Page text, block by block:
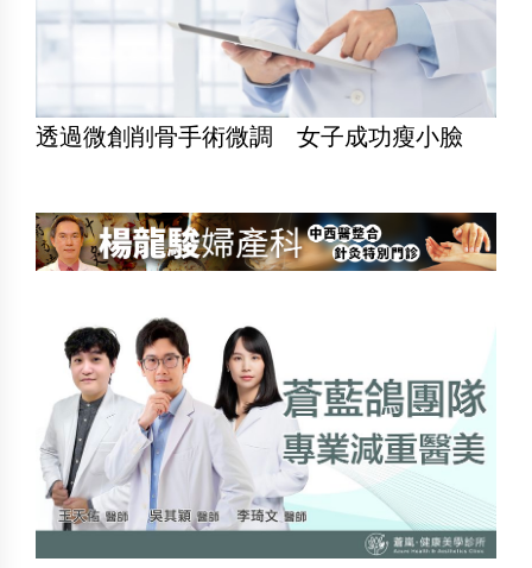
透過微創削骨手術微調 女子成功瘦小臉